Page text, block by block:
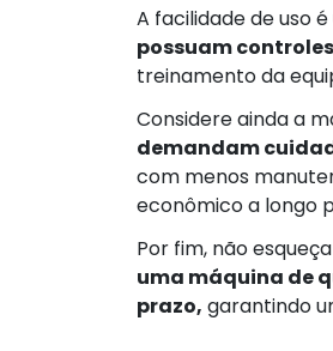
A facilidade de uso
possuam
treinamento da
Considere ainda a
demandam
com menos
econômico a longo
Por fim, não
uma máquina de
prazo, garantindo